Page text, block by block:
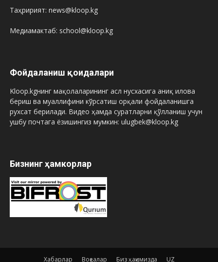
Таҳририят: news@kloop.kg
Медиамактаб: school@kloop.kg
Фойдаланиш қоидалари
Kloop.kgнинг мақолаларининг асл нусхасига аниқ илова
бериш ва муаллифини кўрсатиш орқали фойдаланишга
рухсат берилади. Видео ҳамда суратларни қўлланиш учун
ушбу почтага ёзишингиз мумкин: ulugbek@kloop.kg
Бизнинг ҳамкорлар
Хабарлар Воқеалар Биз ҳақимизда UZ